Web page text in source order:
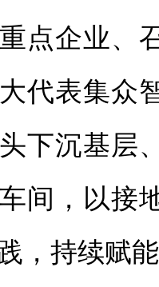
点企业、
代表集众
下沉基层
间，以接
，持续赋